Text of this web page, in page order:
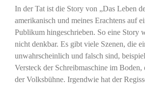
In der Tat ist die Story von „Das Leben
amerikanisch und meines Erachtens auf
Publikum hingeschrieben. So eine Story
nicht denkbar. Es gibt viele Szenen, die
unwahrscheinlich und falsch sind,
Versteck der Schreibmaschine im Boden,
der Volksbühne. Irgendwie hat der